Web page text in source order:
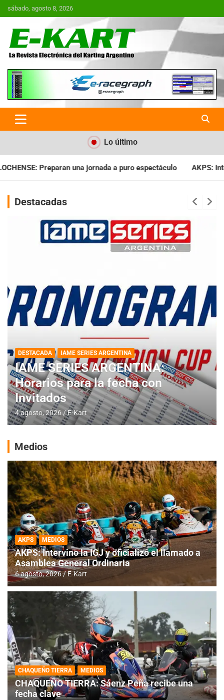
Saltar
al
sábado, agosto 8, 2026
E-Kart.com.ar | La Revista
Electrónica del Karting en
Argentina
Lo último
a puro espectáculo AKPS: Intervino la IGJ y oficializó el
Destacadas
DESTACADA IAME SERIES ARGENTINA
IAME SERIES ARGENTINA:
Horarios para la fecha con
Invitados
4 agosto, 2026 E-Kart
Medios
AKPS MEDIOS
AKPS: Intervino la IGJ y oficializó el llamado a
Asamblea General Ordinaria
6 agosto, 2026 E-Kart
CHAQUEÑO TIERRA MEDIOS
CHAQUEÑO TIERRA: Sáenz Peña recibe una
fecha clave